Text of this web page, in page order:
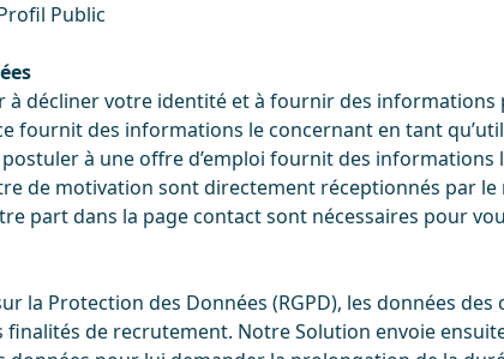
Public
à décliner votre identité et à fournir des
fournit des informations le concernant en tant
à une offre d’emploi fournit des informations
de motivation sont directement réceptionnés par
part dans la page contact sont nécessaires pour
la Protection des Données (RGPD), les données
finalités de recrutement. Notre Solution envoie